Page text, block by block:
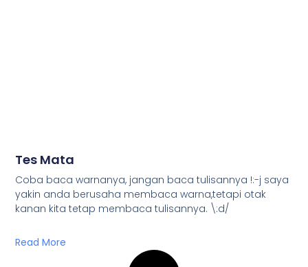
Tes Mata
Coba baca warnanya, jangan baca tulisannya !:-j saya
yakin anda berusaha membaca warna,tetapi otak
kanan kita tetap membaca tulisannya. \:d/
Read More